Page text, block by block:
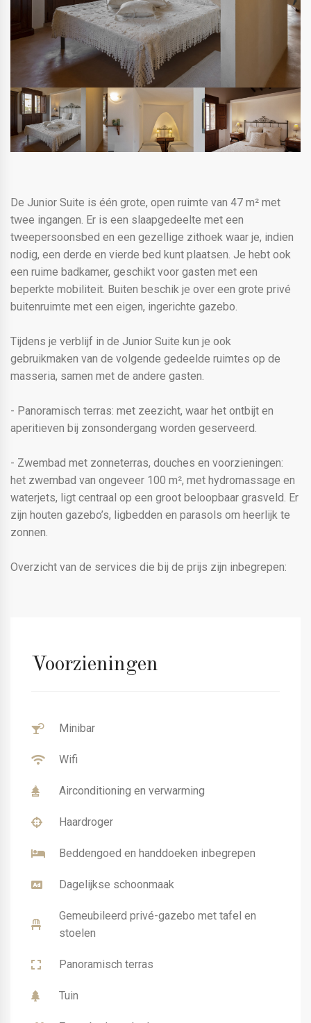
De Junior Suite is één grote, open ruimte van 47 m² met
twee ingangen. Er is een slaapgedeelte met een
tweepersoonsbed en een gezellige zithoek waar je, indien
nodig, een derde en vierde bed kunt plaatsen. Je hebt ook
een ruime badkamer, geschikt voor gasten met een
beperkte mobiliteit. Buiten beschik je over een grote privé
buitenruimte met een eigen, ingerichte gazebo.
Tijdens je verblijf in de Junior Suite kun je ook
gebruikmaken van de volgende gedeelde ruimtes op de
masseria, samen met de andere gasten.
- Panoramisch terras: met zeezicht, waar het ontbijt en
aperitieven bij zonsondergang worden geserveerd.
- Zwembad met zonneterras, douches en voorzieningen:
het zwembad van ongeveer 100 m², met hydromassage en
waterjets, ligt centraal op een groot beloopbaar grasveld. Er
zijn houten gazebo’s, ligbedden en parasols om heerlijk te
zonnen.
Overzicht van de services die bij de prijs zijn inbegrepen:
Voorzieningen
Minibar
Wifi
Airconditioning en verwarming
Haardroger
Beddengoed en handdoeken inbegrepen
Dagelijkse schoonmaak
Gemeubileerd privé-gazebo met tafel en
stoelen
Panoramisch terras
Tuin